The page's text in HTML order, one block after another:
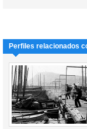
Perfiles relacionados